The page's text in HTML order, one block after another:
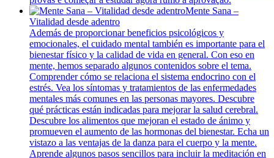
Mente Sana –
Vitalidad desde adentro
Además de proporcionar beneficios psicológicos y
emocionales, el cuidado mental también es importante para el
bienestar físico y la calidad de vida en general. Con eso en
mente, hemos separado algunos contenidos sobre el tema.
Comprender cómo se relaciona el sistema endocrino con el
estrés. Vea los síntomas y tratamientos de las enfermedades
mentales más comunes en las personas mayores. Descubre
qué prácticas están indicadas para mejorar la salud cerebral.
Descubre los alimentos que mejoran el estado de ánimo y
promueven el aumento de las hormonas del bienestar. Echa un
vistazo a las ventajas de la danza para el cuerpo y la mente.
Aprende algunos pasos sencillos para incluir la meditación en